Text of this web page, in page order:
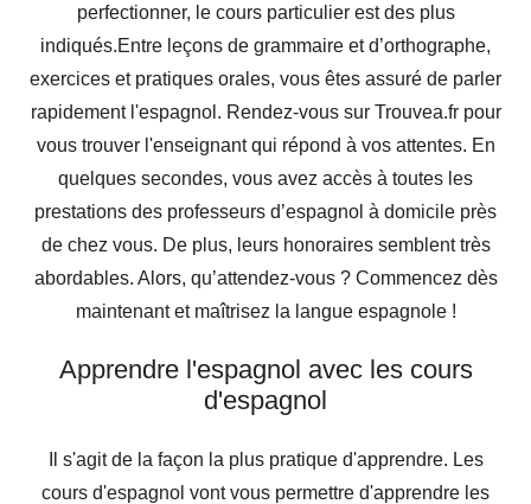
perfectionner, le cours particulier est des plus
indiqués.Entre leçons de grammaire et d’orthographe,
exercices et pratiques orales, vous êtes assuré de parler
rapidement l'espagnol. Rendez-vous sur Trouvea.fr pour
vous trouver l'enseignant qui répond à vos attentes. En
quelques secondes, vous avez accès à toutes les
prestations des professeurs d’espagnol à domicile près
de chez vous. De plus, leurs honoraires semblent très
abordables. Alors, qu’attendez-vous ? Commencez dès
maintenant et maîtrisez la langue espagnole !
Apprendre l'espagnol avec les cours
d'espagnol
Il s'agit de la façon la plus pratique d'apprendre. Les
cours d'espagnol vont vous permettre d'apprendre les